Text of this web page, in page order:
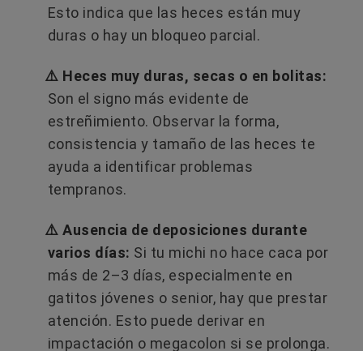
Esto indica que las heces están muy
duras o hay un bloqueo parcial.
⚠️ Heces muy duras, secas o en bolitas:
Son el signo más evidente de
estreñimiento. Observar la forma,
consistencia y tamaño de las heces te
ayuda a identificar problemas
tempranos.
⚠️ Ausencia de deposiciones durante
varios días: Si tu michi no hace caca por
más de 2–3 días, especialmente en
gatitos jóvenes o senior, hay que prestar
atención. Esto puede derivar en
impactación o megacolon si se prolonga.